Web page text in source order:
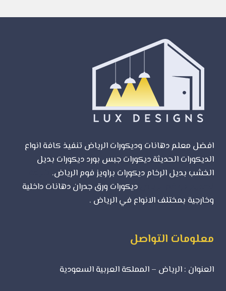
افضل معلم دهانات وديكورات الرياض تنفيذ كافة انواع
الديكورات الحديثة ديكورات جبس بورد ديكورات بديل
الخشب بديل الرخام ديكورات براويز فوم الرياض.
ديكورات ورق جدران دهانات داخلية
وخارجية بمختلف الانواع في الرياض .
معلومات التواصل
العنوان : الرياض – المملكة العربية السعودية